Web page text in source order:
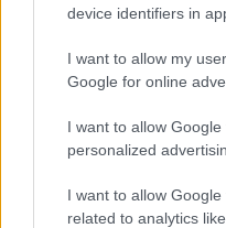
device identifiers in
I want to allow my
Google for online
I want to allow
personalized
I want to allow
related to analytics